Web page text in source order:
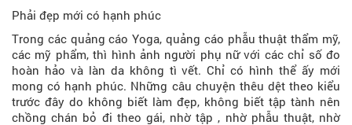
Phải đẹp mới có hạnh phúc
Trong các quảng cáo Yoga, quảng cáo phẫu thuật thẩm mỹ,
các mỹ phẩm, thì hình ảnh người phụ nữ với các chỉ số đo
hoàn hảo và làn da không tì vết. Chỉ có hình thể ấy mới
mong có hạnh phúc. Những câu chuyện thêu dệt theo kiểu
trước đây do không biết làm đẹp, không biết tập tành nên
chồng chán bỏ đi theo gái, nhờ tập , nhờ phẫu thuật, nhờ